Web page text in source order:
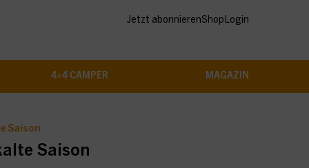
Jetzt abonnierenShop Login
4×4 CAMPER MAGAZIN
Saison
Saison